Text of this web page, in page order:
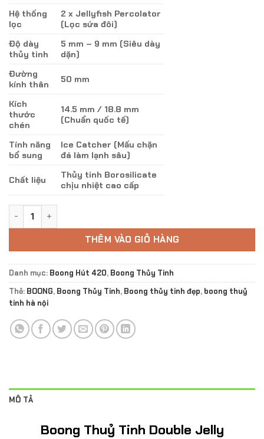
Hệ thống
lọc
2 x Jellyfish Percolator
(Lọc sứa đôi)
Độ dày
thủy tinh
5 mm – 9 mm (Siêu dày
dặn)
Đường
kính thân
50 mm
Kích
thước
chén
14.5 mm / 18.8 mm
(Chuẩn quốc tế)
Tính năng
bổ sung
Ice Catcher (Mấu chặn
đá làm lạnh sâu)
Chất liệu
Thủy tinh Borosilicate
chịu nhiệt cao cấp
Boong Thuỷ Tinh Double Jelly số lượng
THÊM VÀO GIỎ HÀNG
Danh mục: Boong Hút 420, Boong Thủy Tinh
Thẻ: BOONG, Boong Thủy Tinh, Boong thủy tinh đẹp, boong thuỷ
tinh hà nội
MÔ TẢ
Boong Thuỷ Tinh Double Jelly